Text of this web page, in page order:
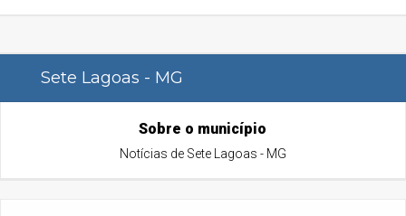
Sete Lagoas - MG
Sobre o município
Notícias de Sete Lagoas - MG